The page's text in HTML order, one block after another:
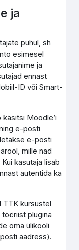
ja
puhul, sh
esimesel
ja
ennast
ID või Smart-
Moodle’i
e-posti
e-posti
mille nad
kasutaja lisab
autentida ka
TTK kursustel
plugina
oma ülikooli
aadress).